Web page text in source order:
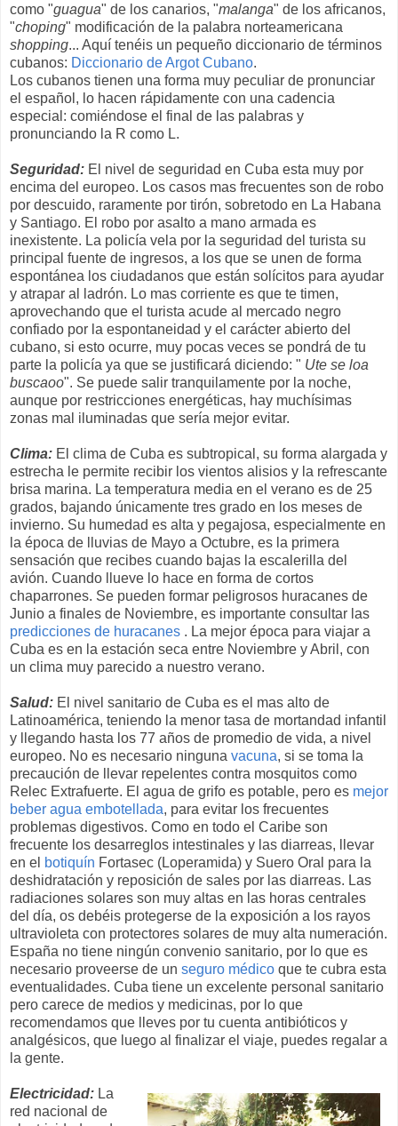
como "guagua" de los canarios, "malanga" de los africanos,
"choping" modificación de la palabra norteamericana
shopping... Aquí tenéis un pequeño diccionario de términos
cubanos: Diccionario de Argot Cubano.
Los cubanos tienen una forma muy peculiar de pronunciar
el español, lo hacen rápidamente con una cadencia
especial: comiéndose el final de las palabras y
pronunciando la R como L.
Seguridad: El nivel de seguridad en Cuba esta muy por
encima del europeo. Los casos mas frecuentes son de robo
por descuido, raramente por tirón, sobretodo en La Habana
y Santiago. El robo por asalto a mano armada es
inexistente. La policía vela por la seguridad del turista su
principal fuente de ingresos, a los que se unen de forma
espontánea los ciudadanos que están solícitos para ayudar
y atrapar al ladrón. Lo mas corriente es que te timen,
aprovechando que el turista acude al mercado negro
confiado por la espontaneidad y el carácter abierto del
cubano, si esto ocurre, muy pocas veces se pondrá de tu
parte la policía ya que se justificará diciendo: " Ute se loa
buscaoo". Se puede salir tranquilamente por la noche,
aunque por restricciones energéticas, hay muchísimas
zonas mal iluminadas que sería mejor evitar.
Clima: El clima de Cuba es subtropical, su forma alargada y
estrecha le permite recibir los vientos alisios y la refrescante
brisa marina. La temperatura media en el verano es de 25
grados, bajando únicamente tres grado en los meses de
invierno. Su humedad es alta y pegajosa, especialmente en
la época de lluvias de Mayo a Octubre, es la primera
sensación que recibes cuando bajas la escalerilla del
avión. Cuando llueve lo hace en forma de cortos
chaparrones. Se pueden formar peligrosos huracanes de
Junio a finales de Noviembre, es importante consultar las
predicciones de huracanes . La mejor época para viajar a
Cuba es en la estación seca entre Noviembre y Abril, con
un clima muy parecido a nuestro verano.
Salud: El nivel sanitario de Cuba es el mas alto de
Latinoamérica, teniendo la menor tasa de mortandad infantil
y llegando hasta los 77 años de promedio de vida, a nivel
europeo. No es necesario ninguna vacuna, si se toma la
precaución de llevar repelentes contra mosquitos como
Relec Extrafuerte. El agua de grifo es potable, pero es mejor
beber agua embotellada, para evitar los frecuentes
problemas digestivos. Como en todo el Caribe son
frecuente los desarreglos intestinales y las diarreas, llevar
en el botiquín Fortasec (Loperamida) y Suero Oral para la
deshidratación y reposición de sales por las diarreas. Las
radiaciones solares son muy altas en las horas centrales
del día, os debéis protegerse de la exposición a los rayos
ultravioleta con protectores solares de muy alta numeración.
España no tiene ningún convenio sanitario, por lo que es
necesario proveerse de un seguro médico que te cubra esta
eventualidades. Cuba tiene un excelente personal sanitario
pero carece de medios y medicinas, por lo que
recomendamos que lleves por tu cuenta antibióticos y
analgésicos, que luego al finalizar el viaje, puedes regalar a
la gente.
Electricidad: La
red nacional de